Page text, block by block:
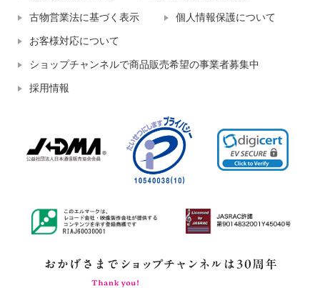
古物営業法に基づく表示 個人情報保護について
お客様対応について
ショップチャンネルで商品販売希望の事業者募集中
採用情報